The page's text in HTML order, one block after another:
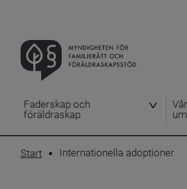
Faderskap och
föräldraskap
Start Internationella adoptioner